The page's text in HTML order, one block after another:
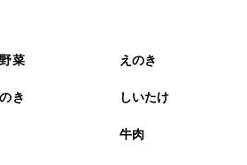
菜 えのき
き しいたけ
牛肉